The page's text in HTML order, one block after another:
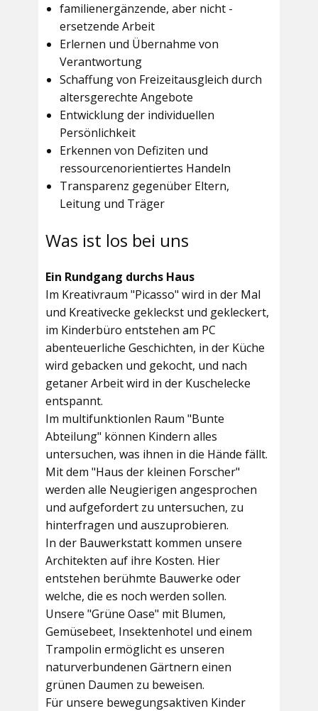
familienergänzende, aber nicht -
ersetzende Arbeit
Erlernen und Übernahme von
Verantwortung
Schaffung von Freizeitausgleich durch
altersgerechte Angebote
Entwicklung der individuellen
Persönlichkeit
Erkennen von Defiziten und
ressourcenorientiertes Handeln
Transparenz gegenüber Eltern,
Leitung und Träger
Was ist los bei uns
Ein Rundgang durchs Haus
Im Kreativraum "Picasso" wird in der Mal
und Kreativecke gekleckst und gekleckert,
im Kinderbüro entstehen am PC
abenteuerliche Geschichten, in der Küche
wird gebacken und gekocht, und nach
getaner Arbeit wird in der Kuschelecke
entspannt.
Im multifunktionlen Raum "Bunte
Abteilung" können Kindern alles
untersuchen, was ihnen in die Hände fällt.
Mit dem "Haus der kleinen Forscher"
werden alle Neugierigen angesprochen
und aufgefordert zu untersuchen, zu
hinterfragen und auszuprobieren.
In der Bauwerkstatt kommen unsere
Architekten auf ihre Kosten. Hier
entstehen berühmte Bauwerke oder
welche, die es noch werden sollen.
Unsere "Grüne Oase" mit Blumen,
Gemüsebeet, Insektenhotel und einem
Trampolin ermöglicht es unseren
naturverbundenen Gärtnern einen
grünen Daumen zu beweisen.
Für unsere bewegungsaktiven Kinder